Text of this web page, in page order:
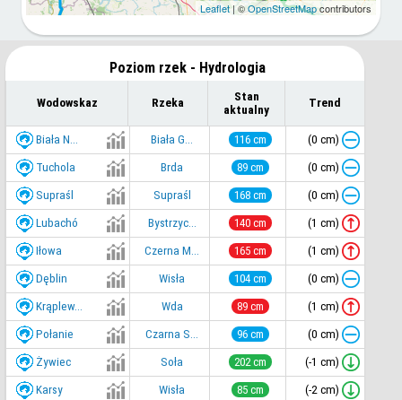
Leaflet| ©OpenStreetMapcontributors
Poziom rzek - Hydrologia
Wodowskaz Rzeka
Stan
aktualny
Trend
Biała N... Biała G... 116 cm (0 cm)
Tuchola Brda 89 cm (0 cm)
Supraśl Supraśl 168 cm (0 cm)
Lubachó Bystrzyc... 140 cm (1 cm)
Iłowa Czerna M... 165 cm (1 cm)
Dęblin Wisła 104 cm (0 cm)
Krąplew... Wda 89 cm (1 cm)
Połanie Czarna S... 96 cm (0 cm)
Żywiec Soła 202 cm (-1 cm)
Karsy Wisła 85 cm (-2 cm)